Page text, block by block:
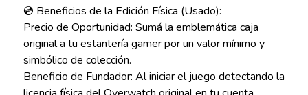
💿 Beneficios de la Edición Física (Usado):
Precio de Oportunidad: Sumá la emblemática caja
original a tu estantería gamer por un valor mínimo y
simbólico de colección.
Beneficio de Fundador: Al iniciar el juego detectando la